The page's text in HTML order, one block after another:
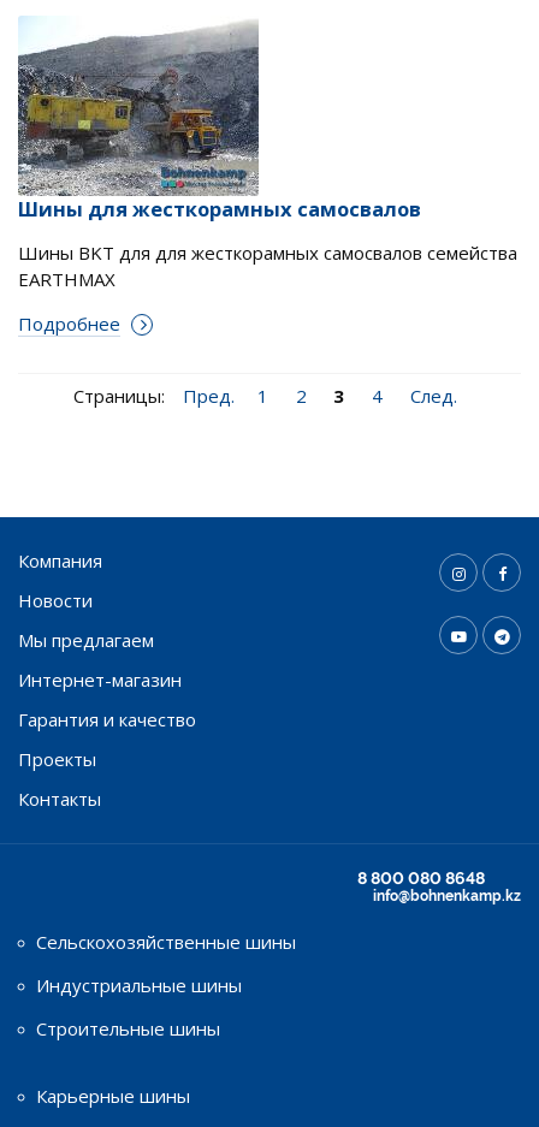
Шины для жесткорамных самосвалов
Шины BKT для для жесткорамных самосвалов семейства
EARTHMAX
Подробнее
Страницы: Пред. 1 2 3 4 След.
Компания
Новости
Мы предлагаем
Интернет-магазин
Гарантия и качество
Проекты
Контакты
8 800 080 8648
info@bohnenkamp.kz
Сельскохозяйственные шины
Индустриальные шины
Строительные шины
Карьерные шины